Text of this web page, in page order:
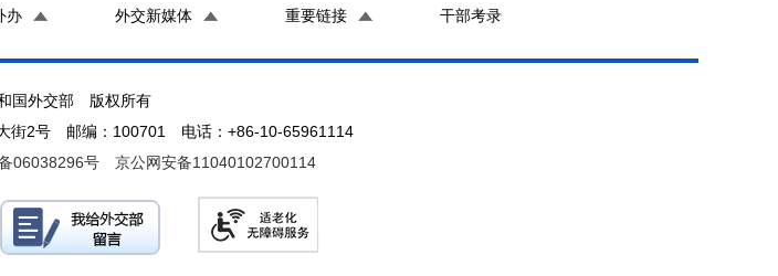
办 外交新媒体 重要链接 干部考录
国外交部 版权所有
街2号 邮编：100701 电话：+86-10-65961114
06038296号 京公网安备11040102700114